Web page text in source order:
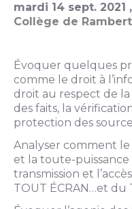
mardi 14 sept. 2021
Collège de
Évoquer quelques
comme le droit à
droit au respect de
des faits, la
protection des
Analyser comment
et la toute-puissance
transmission et
TOUT ÉCRAN…et du